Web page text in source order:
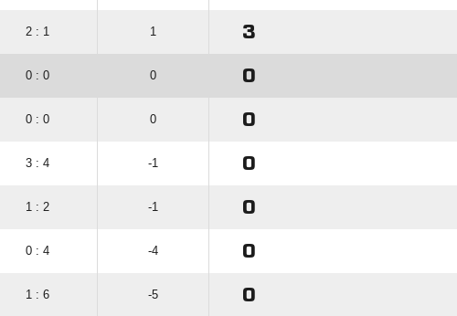
2 : 1 1 3
0 : 0 0 0
0 : 0 0 0
3 : 4 -1 0
1 : 2 -1 0
0 : 4 -4 0
1 : 6 -5 0